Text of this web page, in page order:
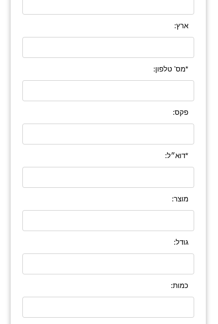
ארץ:
*מס' טלפון:
פקס:
*דוא״ל:
מוצר:
גודל:
כמות: